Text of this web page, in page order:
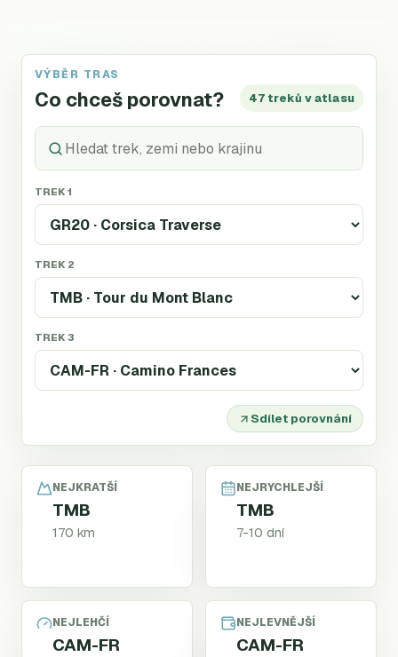
VÝBĚR TRAS
Co chceš porovnat? 47 treků v atlasu
TREK 1
TREK 2
TREK 3
Sdílet porovnání
NEJKRATŠÍ
TMB
170 km
NEJRYCHLEJŠÍ
TMB
7-10 dní
NEJLEHČÍ
CAM-FR
NEJLEVNĚJŠÍ
CAM-FR